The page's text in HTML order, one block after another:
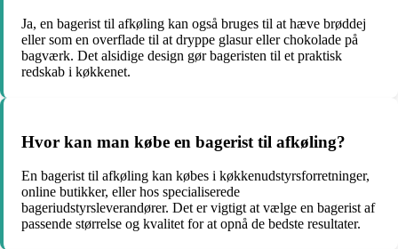
Ja, en bagerist til afkøling kan også bruges til at hæve brøddej
eller som en overflade til at dryppe glasur eller chokolade på
bagværk. Det alsidige design gør bageristen til et praktisk
redskab i køkkenet.
Hvor kan man købe en bagerist til afkøling?
En bagerist til afkøling kan købes i køkkenudstyrsforretninger,
online butikker, eller hos specialiserede
bageriudstyrsleverandører. Det er vigtigt at vælge en bagerist af
passende størrelse og kvalitet for at opnå de bedste resultater.